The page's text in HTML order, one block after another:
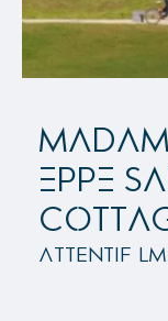
EPPE
Attentif